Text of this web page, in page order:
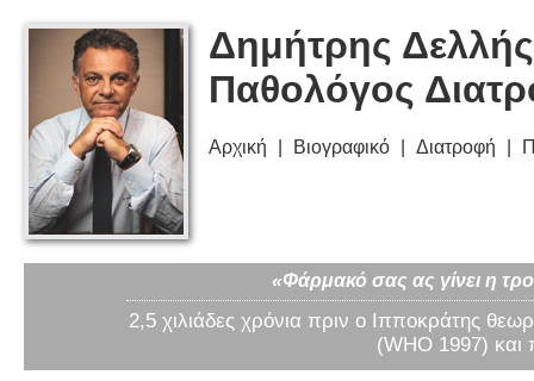
Δημήτρης
Παθολόγος
Αρχική Βιογραφικό Διατροφή
«Φάρμακό σας ας γίνει η
2,5 χιλιάδες χρόνια πριν ο Ιπποκράτης
(WHO 1997) και